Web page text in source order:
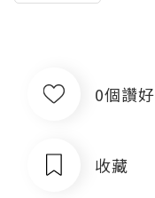
0個讚好
收藏